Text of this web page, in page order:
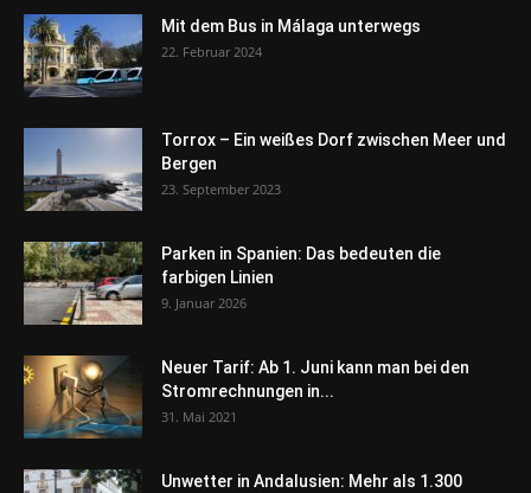
Mit dem Bus in Málaga unterwegs
22. Februar 2024
Torrox – Ein weißes Dorf zwischen Meer und
Bergen
23. September 2023
Parken in Spanien: Das bedeuten die
farbigen Linien
9. Januar 2026
Neuer Tarif: Ab 1. Juni kann man bei den
Stromrechnungen in...
31. Mai 2021
Unwetter in Andalusien: Mehr als 1.300